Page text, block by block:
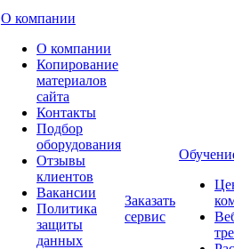
О компании
О компании
Копирование
материалов
сайта
Контакты
Подбор
оборудования
Отзывы
клиентов
Вакансии
Политика
защиты
данных
Заказать
сервис